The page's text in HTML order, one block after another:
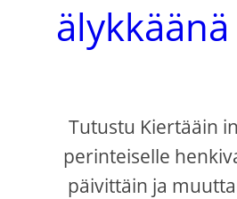
Tutustu Kiertääin
perinteiselle
päivittäin ja